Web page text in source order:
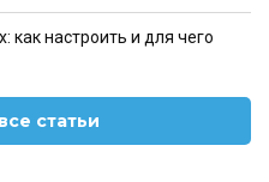
как настроить и для чего
статьи